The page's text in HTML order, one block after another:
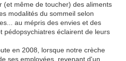
(et même de toucher) des aliments
modalités du sommeil selon
au mépris des envies et des
pédopsychiatres éclairent de leurs
en 2008, lorsque notre crèche
ses employées, revenant d'un